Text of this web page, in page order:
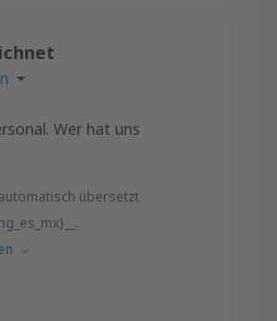
Wer hat uns
übersetzt